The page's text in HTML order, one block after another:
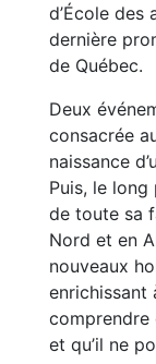
d’École des
dernière
de Québec.
Deux
consacrée
naissance
Puis, le
de toute sa
Nord et en
nouveaux
enrichissant
comprendre
et qu’il ne